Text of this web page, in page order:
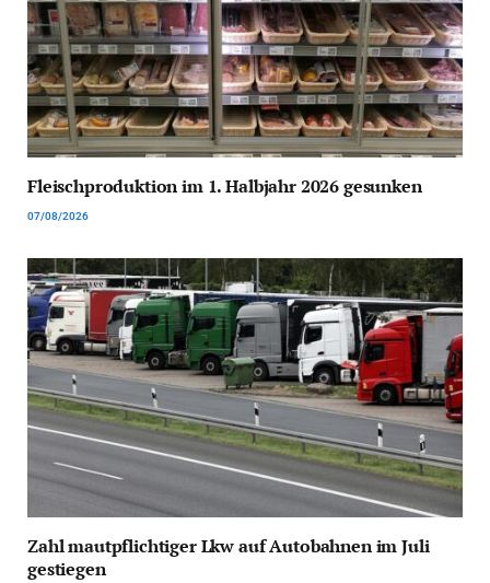
Fleischproduktion im 1. Halbjahr 2026 gesunken
07/08/2026
Zahl mautpflichtiger Lkw auf Autobahnen im Juli
gestiegen